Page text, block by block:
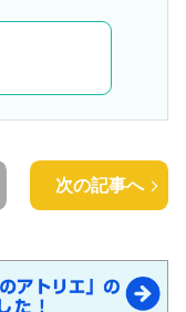
次の記事へ